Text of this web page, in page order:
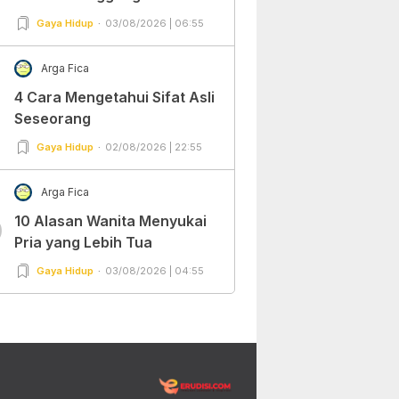
Gaya Hidup 03/08/2026 | 06:55
Arga Fica
4 Cara Mengetahui Sifat Asli
Seseorang
Gaya Hidup 02/08/2026 | 22:55
Arga Fica
10 Alasan Wanita Menyukai
Pria yang Lebih Tua
Gaya Hidup 03/08/2026 | 04:55